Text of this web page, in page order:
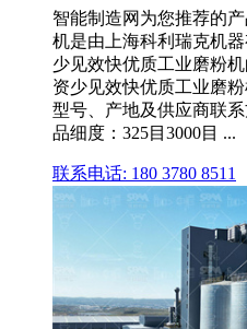
智能制造网为您推荐的
机是由上海科利瑞克机
少见效快优质工业磨粉
资少见效快优质工业磨
型号、产地及供应商联
品细度：325目3000目 ...
联系电话: 180 3780 8511